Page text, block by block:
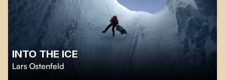
INTO THE ICE
Lars Ostenfeld